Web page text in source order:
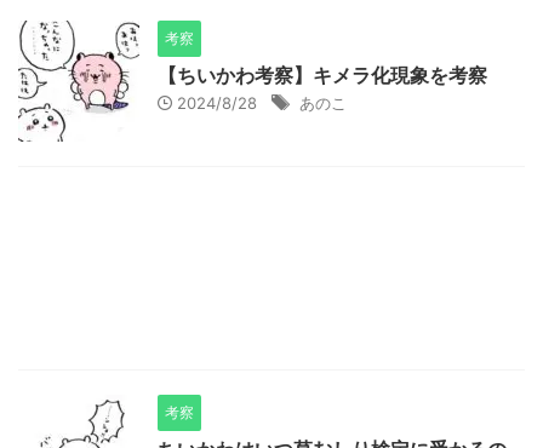
考察
【ちいかわ考察】キメラ化現象を考察
2024/8/28 あのこ
考察